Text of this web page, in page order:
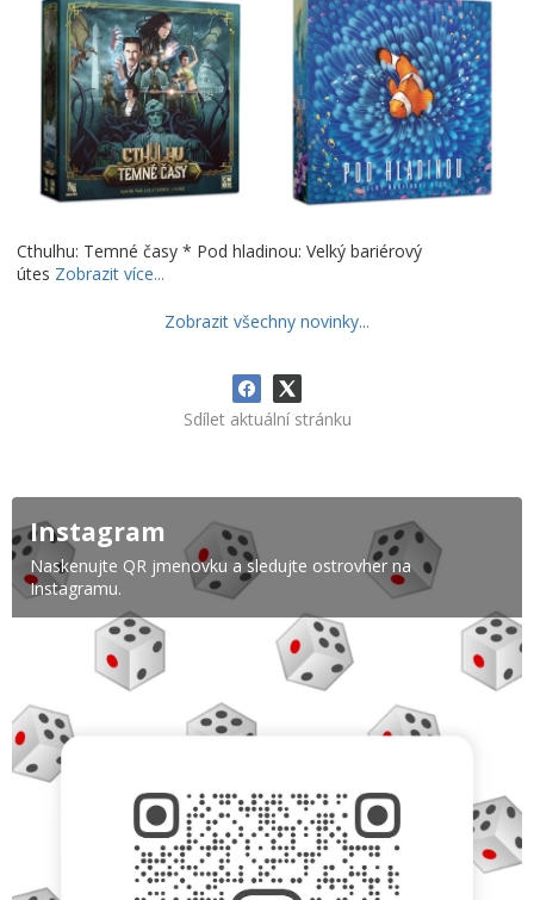
Cthulhu: Temné časy * Pod hladinou: Velký bariérový
útes Zobrazit více...
Zobrazit všechny novinky...
Sdílet aktuální stránku
Instagram
Naskenujte QR jmenovku a sledujte ostrovher na
Instagramu.